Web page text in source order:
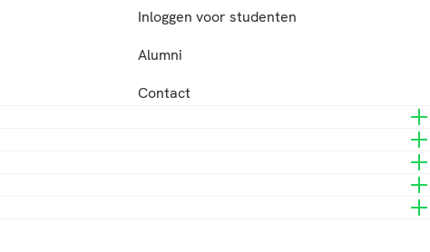
Inloggen voor studenten
Alumni
Contact